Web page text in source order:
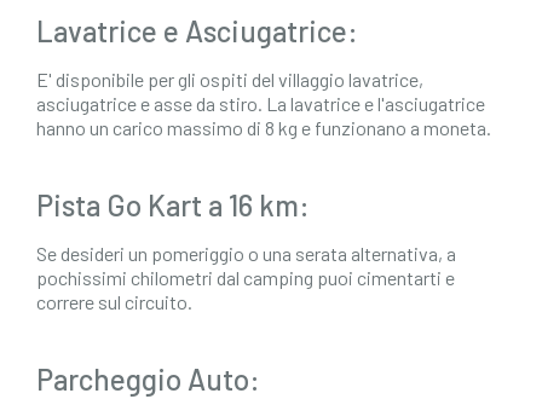
Lavatrice e Asciugatrice:
E' disponibile per gli ospiti del villaggio lavatrice,
asciugatrice e asse da stiro. La lavatrice e l'asciugatrice
hanno un carico massimo di 8 kg e funzionano a moneta.
Pista Go Kart a 16 km:
Se desideri un pomeriggio o una serata alternativa, a
pochissimi chilometri dal camping puoi cimentarti e
correre sul circuito.
Parcheggio Auto: